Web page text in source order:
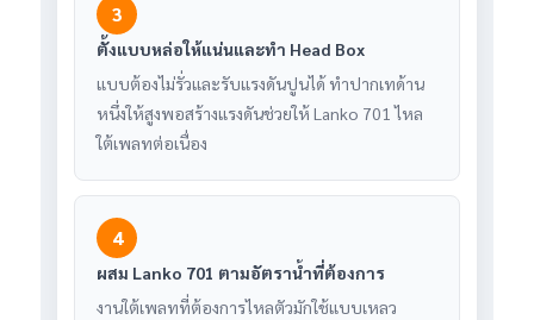
3
ตั้งแบบหล่อให้แน่นและทำ Head Box
แบบต้องไม่รั่วและรับแรงดันปูนได้ ทำปากเทด้าน
หนึ่งให้สูงพอสร้างแรงดันช่วยให้ Lanko 701 ไหล
ใต้เพลทต่อเนื่อง
4
ผสม Lanko 701 ตามอัตราน้ำที่ต้องการ
งานใต้เพลทที่ต้องการไหลตัวมักใช้แบบเหลว